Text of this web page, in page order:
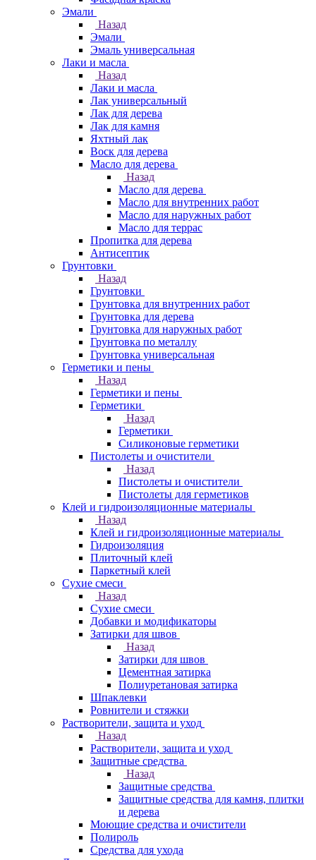
Эмали
Назад
Эмали
Эмаль универсальная
Лаки и масла
Назад
Лаки и масла
Лак универсальный
Лак для дерева
Лак для камня
Яхтный лак
Воск для дерева
Масло для дерева
Назад
Масло для дерева
Масло для внутренних работ
Масло для наружных работ
Масло для террас
Пропитка для дерева
Антисептик
Грунтовки
Назад
Грунтовки
Грунтовка для внутренних работ
Грунтовка для дерева
Грунтовка для наружных работ
Грунтовка по металлу
Грунтовка универсальная
Герметики и пены
Назад
Герметики и пены
Герметики
Назад
Герметики
Силиконовые герметики
Пистолеты и очистители
Назад
Пистолеты и очистители
Пистолеты для герметиков
Клей и гидроизоляционные материалы
Назад
Клей и гидроизоляционные материалы
Гидроизоляция
Плиточный клей
Паркетный клей
Сухие смеси
Назад
Сухие смеси
Добавки и модификаторы
Затирки для швов
Назад
Затирки для швов
Цементная затирка
Полиуретановая затирка
Шпаклевки
Ровнители и стяжки
Растворители, защита и уход
Назад
Растворители, защита и уход
Защитные средства
Назад
Защитные средства
Защитные средства для камня, плитки
и дерева
Моющие средства и очистители
Полироль
Средства для ухода